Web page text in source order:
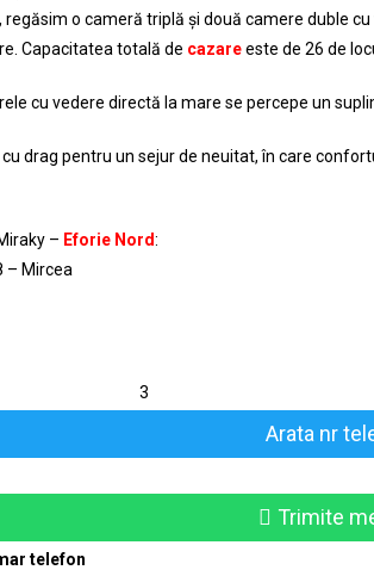
regăsim o cameră triplă și două camere duble
Capacitatea totală de cazareeste de 26 de
cu vedere directă la mare se percepe un
drag pentru un sejur de neuitat, în care
– Eforie Nord:
– Mircea
3
Arata nr
Trimite
telefon